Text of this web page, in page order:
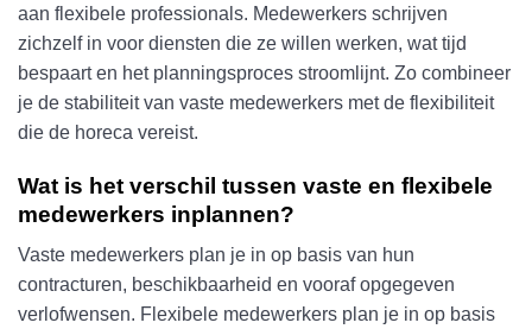
aan flexibele professionals. Medewerkers schrijven
zichzelf in voor diensten die ze willen werken, wat tijd
bespaart en het planningsproces stroomlijnt. Zo combineer
je de stabiliteit van vaste medewerkers met de flexibiliteit
die de horeca vereist.
Wat is het verschil tussen vaste en flexibele
medewerkers inplannen?
Vaste medewerkers plan je in op basis van hun
contracturen, beschikbaarheid en vooraf opgegeven
verlofwensen. Flexibele medewerkers plan je in op basis